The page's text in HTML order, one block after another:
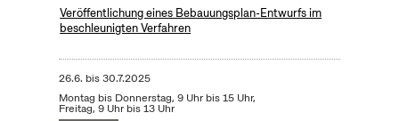
Veröffentlichung eines Bebauungsplan-Entwurfs im
beschleunigten Verfahren
26.6. bis30.7.2025
Montag bis Donnerstag, 9 Uhr bis 15 Uhr,
Freitag, 9 Uhr bis 13 Uhr